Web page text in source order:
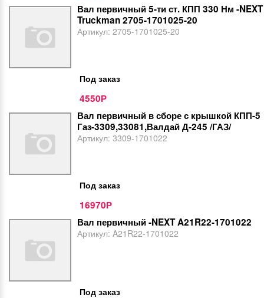
Вал первичный 5-ти ст. КПП 330 Нм -
Truckman 2705-1701025-20
Артикул: 2705-1701025-20
Под заказ
4550Р
Вал первичный в сборе с крышкой КПП-5
Газ-3309,33081,Валдай Д-245 /ГАЗ/
Артикул: 3309-1701022
Под заказ
16970Р
Вал первичный -NEXT A21R22-1701022
Артикул: A21R22-1701022
Под заказ